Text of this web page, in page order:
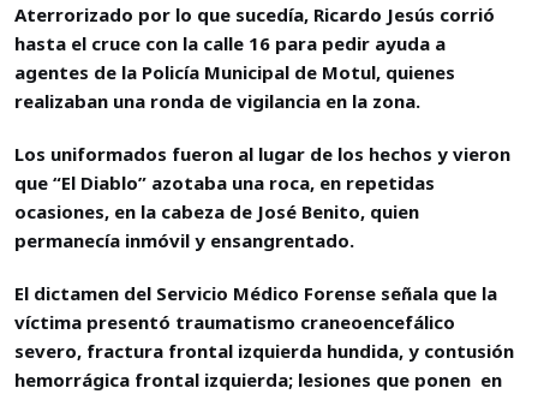
Aterrorizado por lo que sucedía, Ricardo Jesús corrió
hasta el cruce con la calle 16 para pedir ayuda a
agentes de la Policía Municipal de Motul, quienes
realizaban una ronda de vigilancia en la zona.
Los uniformados fueron al lugar de los hechos y vieron
que “El Diablo” azotaba una roca, en repetidas
ocasiones, en la cabeza de José Benito, quien
permanecía inmóvil y ensangrentado.
El dictamen del Servicio Médico Forense señala que la
víctima presentó traumatismo craneoencefálico
severo, fractura frontal izquierda hundida, y contusión
hemorrágica frontal izquierda; lesiones que ponen en